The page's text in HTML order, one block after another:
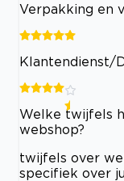
Verpakking en
Klantendienst/
Welke twijfels
webshop?
twijfels over
specifiek over